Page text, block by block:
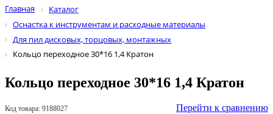
Главная
Каталог
Оснастка к инструментам и расходные материалы
Для пил дисковых, торцовых, монтажных
Кольцо переходное 30*16 1,4 Кратон
Кольцо переходное 30*16 1,4 Кратон
Код товара: 9188027 Перейти к сравнению